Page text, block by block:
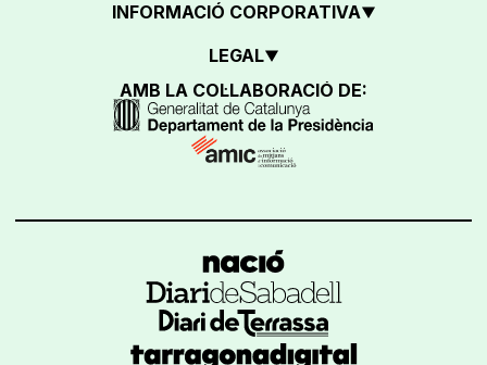
INFORMACIÓ CORPORATIVA
LEGAL
AMB LA COL·LABORACIÓ DE: